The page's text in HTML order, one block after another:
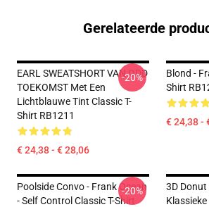
Gerelateerde
EARL SWEATSHORT VAN ODD
TOEKOMST Met Een
Lichtblauwe Tint Classic T-
Shirt RB1211
€ 24,38 - € 28,06
-20%
Blond -
Shirt
€ 24,38 -
Poolside Convo - Frank Ocean
- Self Control Classic T-Shirt
-20%
3D